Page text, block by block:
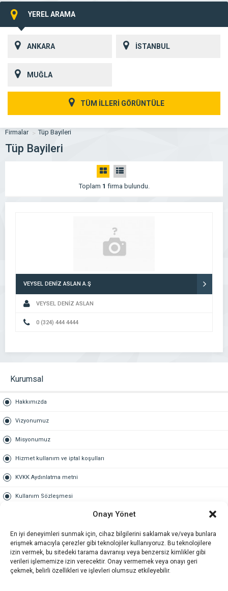
Onayı Yönet
En iyi deneyimleri sunmak için, cihaz bilgilerini saklamak ve/veya bunlara
erişmek amacıyla çerezler gibi teknolojiler kullanıyoruz. Bu teknolojilere
izin vermek, bu sitedeki tarama davranışı veya benzersiz kimlikler gibi
verileri işlememize izin verecektir. Onay vermemek veya onayı geri
çekmek, belirli özellikleri ve işlevleri olumsuz etkileyebilir.
YEREL ARAMA
ANKARA İSTANBUL
MUĞLA
TÜM İLLERİ GÖRÜNTÜLE
Firmalar Tüp Bayileri
Tüp Bayileri
Toplam 1 firma bulundu.
VEYSEL DENİZ ASLAN A.Ş
VEYSEL DENİZ ASLAN
0 (324) 444 4444
Kurumsal
Hakkımızda
Vizyonumuz
Misyonumuz
Hizmet kullanım ve iptal koşulları
KVKK Aydınlatma metni
Kullanım Sözleşmesi
Gold üyelik nedir
Kariyer